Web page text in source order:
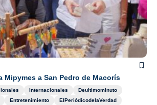
Mipymes a San Pedro de Macorís
Internacionales
Deultimominuto
Entretenimiento
ElPeriódicodelaVerdad